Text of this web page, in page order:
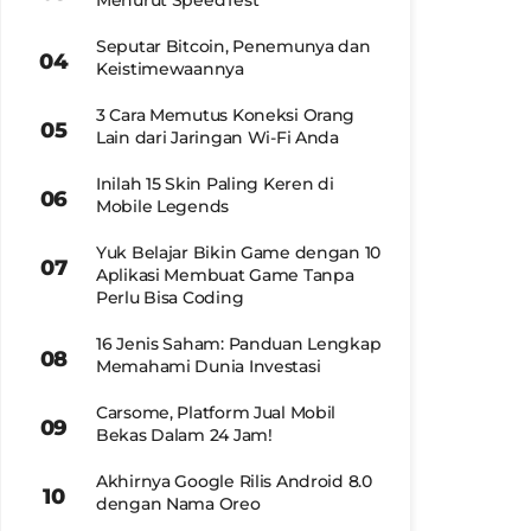
Seputar Bitcoin, Penemunya dan
Keistimewaannya
3 Cara Memutus Koneksi Orang
Lain dari Jaringan Wi-Fi Anda
Inilah 15 Skin Paling Keren di
Mobile Legends
Yuk Belajar Bikin Game dengan 10
Aplikasi Membuat Game Tanpa
Perlu Bisa Coding
16 Jenis Saham: Panduan Lengkap
Memahami Dunia Investasi
Carsome, Platform Jual Mobil
Bekas Dalam 24 Jam!
Akhirnya Google Rilis Android 8.0
dengan Nama Oreo